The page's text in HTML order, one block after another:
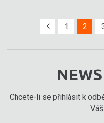
1 2 3
Chcete-li se přihlásit k